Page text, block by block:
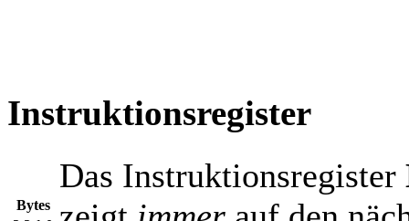
Instruktionsregister
Bytes
Das Instruktionsregister